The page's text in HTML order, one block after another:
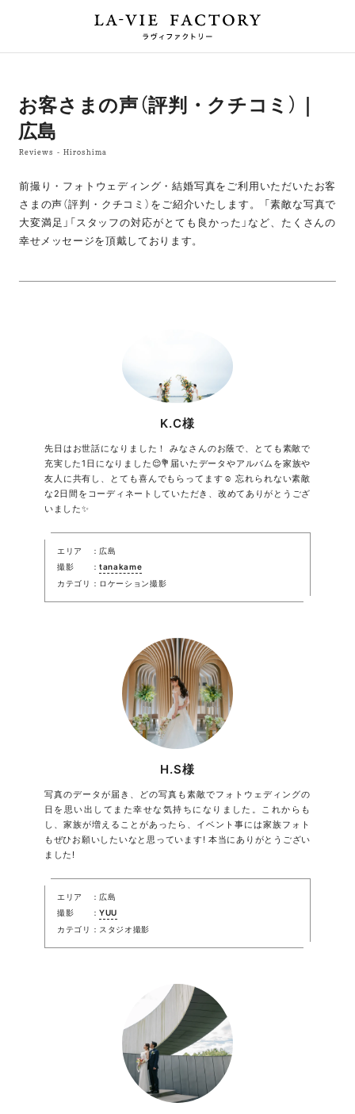
お客さまの声（評判・クチコミ）｜
広島
Reviews - Hiroshima
前撮り・フォトウェディング・結婚写真をご利用いただいたお客
さまの声（評判・クチコミ）をご紹介いたします。
「素敵な写真で
大変満足」「スタッフの対応がとても良かった」など、たくさんの
幸せメッセージを頂戴しております。
K.C様
先日はお世話になりました！ みなさんのお蔭で、とても素敵で
充実した1日になりました😌💐届いたデータやアルバムを家族や
友人に共有し、とても喜んでもらってます☺️ 忘れられない素敵
な2日間をコーディネートしていただき、改めてありがとうござ
いました✨
エリア
広島
撮影
tanakame
カテゴリ
ロケーション撮影
H.S様
写真のデータが届き、どの写真も素敵でフォトウェディングの
日を思い出してまた幸せな気持ちになりました。これからも
し、家族が増えることがあったら、イベント事には家族フォト
もぜひお願いしたいなと思っています! 本当にありがとうござい
ました!
エリア
広島
撮影
YUU
カテゴリ
スタジオ撮影